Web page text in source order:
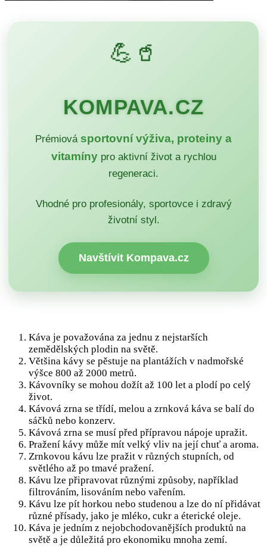
💪🥤
KOMPAVA.CZ
Prémiová sportovní výživa, proteiny a
vitamínypro aktivní život a rychlou
regeneraci.
Vhodné pro profesionály, sportovce i zdravý
životní styl.
Navštívit Kompava.cz
Káva je považována za jednu z nejstarších
zemědělských plodin na světě.
Většina kávy se pěstuje na plantážích v nadmořské
výšce 800 až 2000 metrů.
Kávovníky se mohou dožít až 100 let a plodí po celý
život.
Kávová zrna se třídí, melou a zrnková káva se balí do
sáčků nebo konzerv.
Kávová zrna se musí před přípravou nápoje upražit.
Pražení kávy může mít velký vliv na její chuť a aroma.
Zrnkovou kávu lze pražit v různých stupních, od
světlého až po tmavé pražení.
Kávu lze připravovat různými způsoby, například
filtrováním, lisováním nebo vařením.
Kávu lze pít horkou nebo studenou a lze do ní přidávat
různé přísady, jako je mléko, cukr a éterické oleje.
Káva je jedním z nejobchodovanějších produktů na
světě a je důležitá pro ekonomiku mnoha zemí.